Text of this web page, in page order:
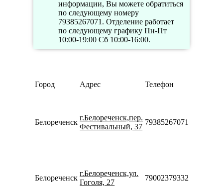
информации, Вы можете обратиться
по следующему номеру
79385267071. Отделение работает
по следующему графику Пн-Пт
10:00-19:00 Сб 10:00-16:00.
Город Адрес Телефон
Белореченск
г.Белореченск,пер.
Фестивальный, 37
79385267071
Белореченск
г.Белореченск,ул.
Гоголя, 27
79002379332